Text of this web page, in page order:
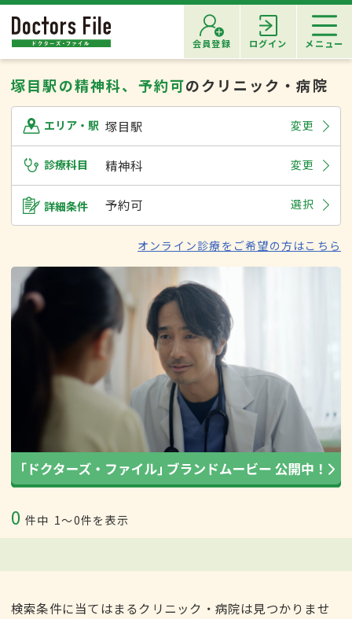
会員登録 ログイン メニュー
塚目駅の精神科、予約可のクリニック・病院
エリア・駅 塚目駅 変更
診療科目 精神科 変更
詳細条件 予約可 選択
オンライン診療をご希望の方はこちら
0 件中 1〜0件を表示
検索条件に当てはまるクリニック・病院は見つかりませ